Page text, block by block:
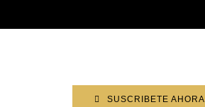
SUSCRIBETE AHORA